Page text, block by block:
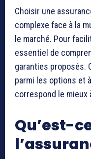
Choisir une
complexe face à la
le marché. Pour
essentiel de
garanties proposés.
parmi les options et
correspond le mieux
Qu’est-